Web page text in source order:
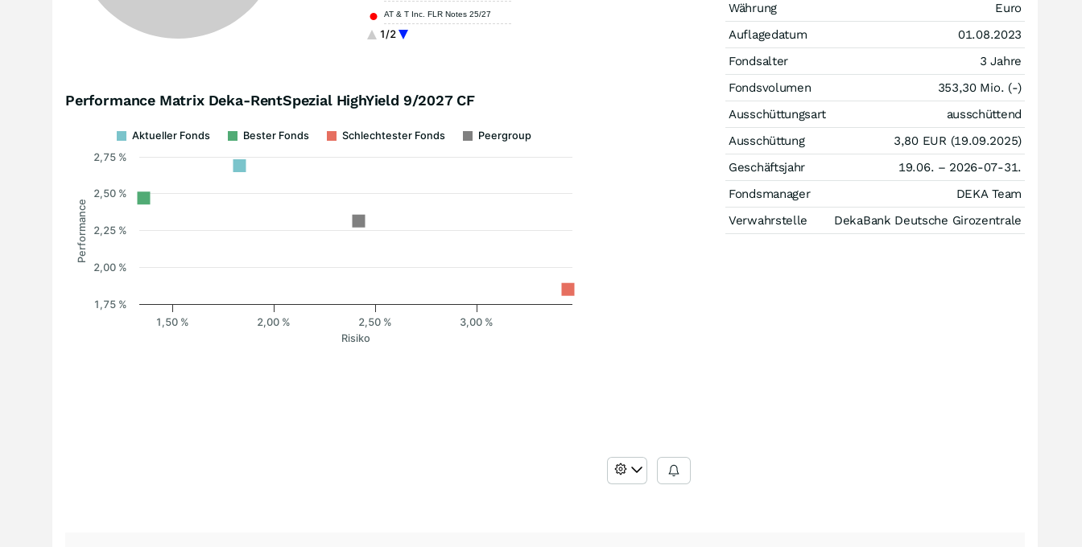
1/2
AT & T Inc. FLR Notes 25/27
Sonstige
Performance Matrix Deka-RentSpezial HighYield 9/2027 CF
Risiko
Performance
Aktueller Fonds Bester Fonds Schlechtester Fonds Peergroup
1,50 % 2,00 % 2,50 % 3,00 %
1,75 %
2,00 %
2,25 %
2,50 %
2,75 %
Währung
Euro
Auflagedatum
01.08.2023
Fondsalter
3 Jahre
Fondsvolumen
353,30 Mio. (-)
Ausschüttungsart
ausschüttend
Ausschüttung
3,80 EUR (19.09.2025)
Geschäftsjahr
19.06. – 2026-07-31.
Fondsmanager
DEKA Team
Verwahrstelle
DekaBank Deutsche Girozentrale